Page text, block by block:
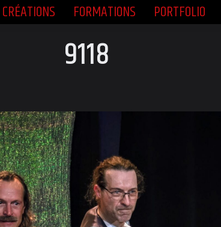
CRÉATIONS FORMATIONS PORTFOLIO
9118
CRÉATIONS FORMATIONS PORTFOLIO